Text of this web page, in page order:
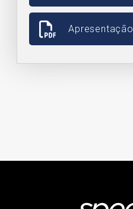
Apresentação